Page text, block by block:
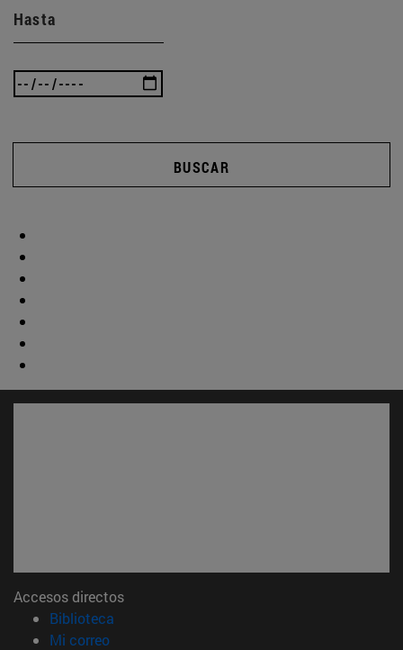
Hasta
BUSCAR
Accesos directos
Biblioteca
Mi correo(abre en nueva ventana)